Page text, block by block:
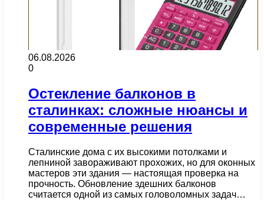
06.08.2026
0
Остекление балконов в
сталинках: сложные нюансы и
современные решения
Сталинские дома с их высокими потолками и
лепниной завораживают прохожих, но для оконных
мастеров эти здания — настоящая проверка на
прочность. Обновление здешних балконов
считается одной из самых головоломных задач…